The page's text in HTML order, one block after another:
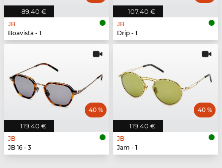
89,40 €
JB
Boavista - 1
107,40 €
JB
Drip - 1
119,40 €
40 %
JB
JB 16 - 3
119,40 €
40 %
JB
Jam - 1